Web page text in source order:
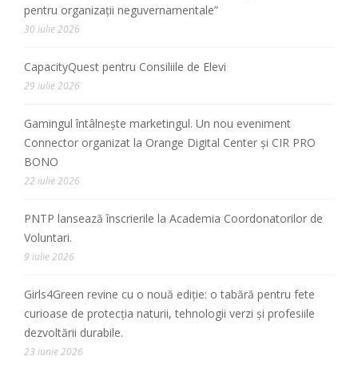
pentru organizații neguvernamentale”
30 iulie 2026
CapacityQuest pentru Consiliile de Elevi
29 iulie 2026
Gamingul întâlnește marketingul. Un nou eveniment
Connector organizat la Orange Digital Center și CIR PRO
BONO
22 iulie 2026
PNTP lansează înscrierile la Academia Coordonatorilor de
Voluntari.
9 iulie 2026
Girls4Green revine cu o nouă ediție: o tabără pentru fete
curioase de protecția naturii, tehnologii verzi și profesiile
dezvoltării durabile.
23 iunie 2026